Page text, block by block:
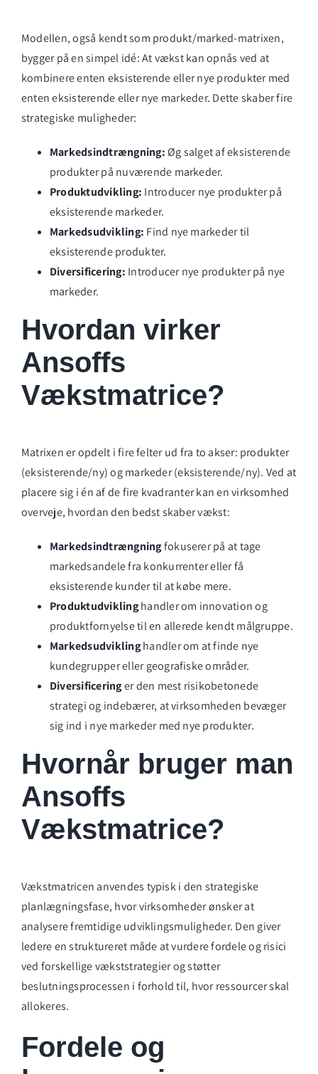
Modellen, også kendt som produkt/marked-matrixen,
bygger på en simpel idé: At vækst kan opnås ved at
kombinere enten eksisterende eller nye produkter med
enten eksisterende eller nye markeder. Dette skaber fire
strategiske muligheder:
Markedsindtrængning: Øg salget af eksisterende
produkter på nuværende markeder.
Produktudvikling: Introducer nye produkter på
eksisterende markeder.
Markedsudvikling: Find nye markeder til
eksisterende produkter.
Diversificering: Introducer nye produkter på nye
markeder.
Hvordan virker
Ansoffs
Vækstmatrice?
Matrixen er opdelt i fire felter ud fra to akser: produkter
(eksisterende/ny) og markeder (eksisterende/ny). Ved at
placere sig i én af de fire kvadranter kan en virksomhed
overveje, hvordan den bedst skaber vækst:
Markedsindtrængningfokuserer på at tage
markedsandele fra konkurrenter eller få
eksisterende kunder til at købe mere.
Produktudviklinghandler om innovation og
produktfornyelse til en allerede kendt målgruppe.
Markedsudviklinghandler om at finde nye
kundegrupper eller geografiske områder.
Diversificeringer den mest risikobetonede
strategi og indebærer, at virksomheden bevæger
sig ind i nye markeder med nye produkter.
Hvornår bruger man
Ansoffs
Vækstmatrice?
Vækstmatricen anvendes typisk i den strategiske
planlægningsfase, hvor virksomheder ønsker at
analysere fremtidige udviklingsmuligheder. Den giver
ledere en struktureret måde at vurdere fordele og risici
ved forskellige vækststrategier og støtter
beslutningsprocessen i forhold til, hvor ressourcer skal
allokeres.
Fordele og